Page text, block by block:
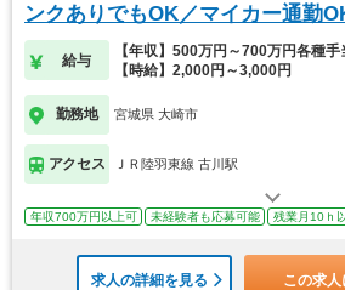
ンクありでもOK／マイカー通勤
給与
【年収】500万円～700万円各種手
【時給】2,000円～3,000円
勤務地 宮城県 大崎市
アクセス ＪＲ陸羽東線 古川駅
年収700万円以上可 未経験者も応募可能 残業月10ｈ
求人の詳細を見る この求